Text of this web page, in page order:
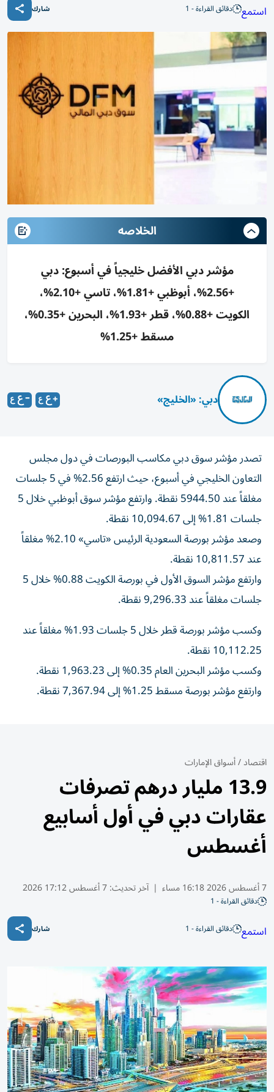
استمع دقائق القراءة - 1 شارك
الخلاصه
مؤشر دبي الأفضل خليجياً في أسبوع: دبي
+2.56%، أبوظبي +1.81%، تاسي +2.10%،
الكويت +0.88%، قطر +1.93%، البحرين +0.35%،
مسقط +1.25%
دبي: «الخليج»
تصدر مؤشر سوق دبي مكاسب البورصات في دول مجلس
التعاون الخليجي في أسبوع، حيث ارتفع 2.56% في 5 جلسات
مغلقاً عند 5944.50 نقطة. وارتفع مؤشر سوق أبوظبي خلال 5
جلسات 1.81% إلى 10,094.67 نقطة.
وصعد مؤشر بورصة السعودية الرئيس «تاسي» 2.10% مغلقاً
عند 10,811.57 نقطة.
وارتفع مؤشر السوق الأول في بورصة الكويت 0.88% خلال 5
جلسات مغلقاً عند 9,296.33 نقطة.
وكسب مؤشر بورصة قطر خلال 5 جلسات 1.93% مغلقاً عند
10,112.25 نقطة.
وكسب مؤشر البحرين العام 0.35% إلى 1,963.23 نقطة.
وارتفع مؤشر بورصة مسقط 1.25% إلى 7,367.94 نقطة.
اقتصاد/أسواق الإمارات
13.9 مليار درهم تصرفات
عقارات دبي في أول أسابيع
أغسطس
7 أغسطس 2026 16:18 مساء | آخر تحديث:7 أغسطس 17:12 2026
دقائق القراءة - 1
استمع دقائق القراءة - 1 شارك